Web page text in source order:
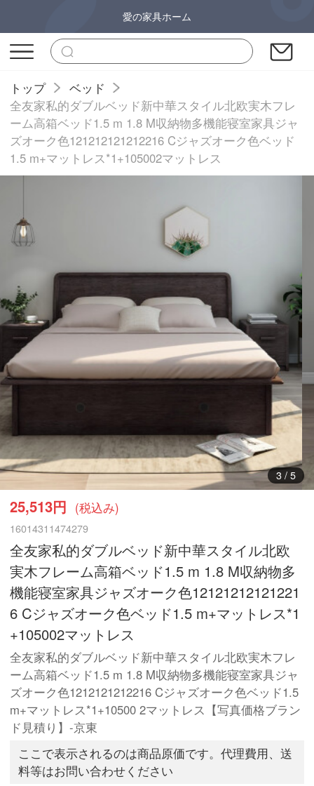
愛の家具ホーム
トップ
ベッド
全友家私的ダブルベッド新中華スタイル北欧実木フレ
ーム高箱ベッド1.5 m 1.8 M収納物多機能寝室家具ジャ
ズオーク色121212121212216 Cジャズオーク色ベッド
1.5 m+マットレス*1+105002マットレス
3/ 5
25,513円 (税込み)
16014311474279
全友家私的ダブルベッド新中華スタイル北欧
実木フレーム高箱ベッド1.5 m 1.8 M収納物多
機能寝室家具ジャズオーク色12121212121221
6 Cジャズオーク色ベッド1.5 m+マットレス*1
+105002マットレス
全友家私的ダブルベッド新中華スタイル北欧実木フレ
ーム高箱ベッド1.5 m 1.8 M収納物多機能寝室家具ジャ
ズオーク色1212121212216 Cジャズオーク色ベッド1.5
m+マットレス*1+10500 2マットレス【写真価格ブラン
ド見積り】-京東
ここで表示されるのは商品原価です。代理費用、送
料等はお問い合わせください